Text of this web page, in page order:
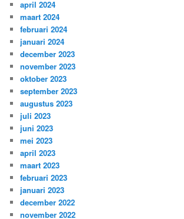
april 2024
maart 2024
februari 2024
januari 2024
december 2023
november 2023
oktober 2023
september 2023
augustus 2023
juli 2023
juni 2023
mei 2023
april 2023
maart 2023
februari 2023
januari 2023
december 2022
november 2022